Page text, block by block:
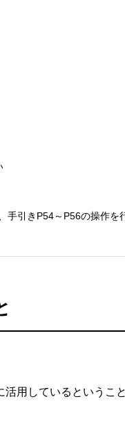
引きP54～P56の操作を
用しているというこ